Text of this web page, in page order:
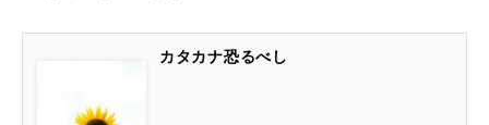
カタカナ恐るべし